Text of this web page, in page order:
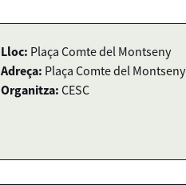
Lloc: Plaça Comte del Montseny
Adreça: Plaça Comte del Montseny
Organitza: CESC